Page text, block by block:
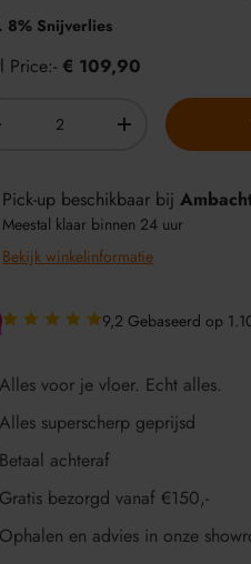
8% Snijverlies
Price:- € 109,90
+
Pick-up beschikbaar bij
Meestal klaar binnen 24 uur
Bekijk winkelinformatie
9,2 Gebaseerd op
Alles voor je vloer. Echt alles.
Alles superscherp geprijsd
Betaal achteraf
Gratis bezorgd vanaf €150,-
Ophalen en advies in onze